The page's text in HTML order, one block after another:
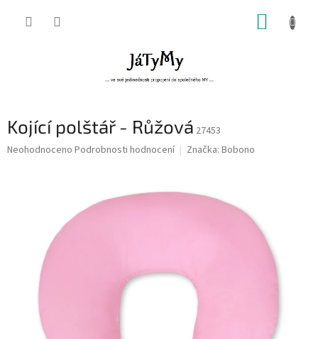
Kojící polštář - Růžová 27453
Průměrné
hvězdiček.
Neohodnoceno Podrobnosti hodnocení Značka: Bobono